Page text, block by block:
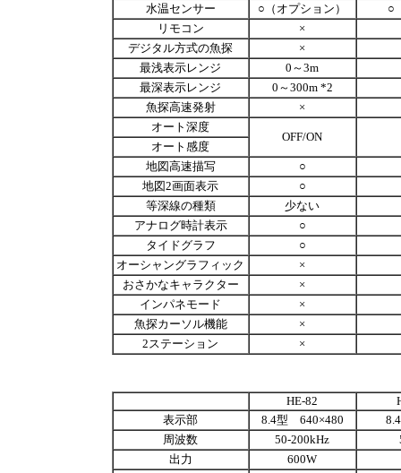
水温センサー
○（オプション）
○
リモコン
×
デジタル方式の魚探
×
最浅表示レンジ
0～3m
最深表示レンジ
0～300m *2
魚探高速発射
×
オート深度
OFF/ON
オート感度
地図高速描写
○
地図2画面表示
○
等深線の種類
少ない
アナログ時計表示
○
タイドグラフ
○
オーシャングラフィック
×
おさかなキャラクター
×
インパネモード
×
魚探カーソル機能
×
2ステーション
×
HE-82
表示部
8.4型 640×480
周波数
50-200kHz
出力
600W